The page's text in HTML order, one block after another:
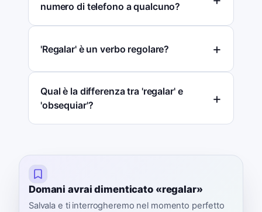
numero di telefono a qualcuno?
'Regalar' è un verbo regolare?
Qual è la differenza tra 'regalar' e
'obsequiar'?
Domani avrai dimenticato «regalar»
Salvala e ti interrogheremo nel momento perfetto